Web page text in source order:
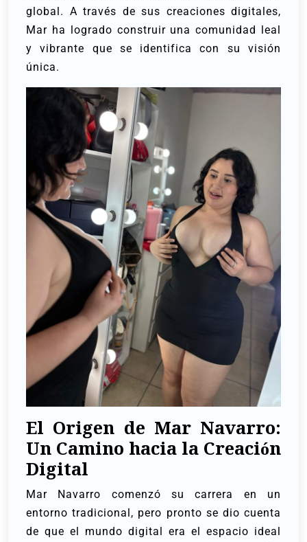
global. A través de sus creaciones digitales,
Mar ha logrado construir una comunidad leal
y vibrante que se identifica con su visión
única.
El Origen de Mar Navarro:
Un Camino hacia la Creación
Digital
Mar Navarro comenzó su carrera en un
entorno tradicional, pero pronto se dio cuenta
de que el mundo digital era el espacio ideal